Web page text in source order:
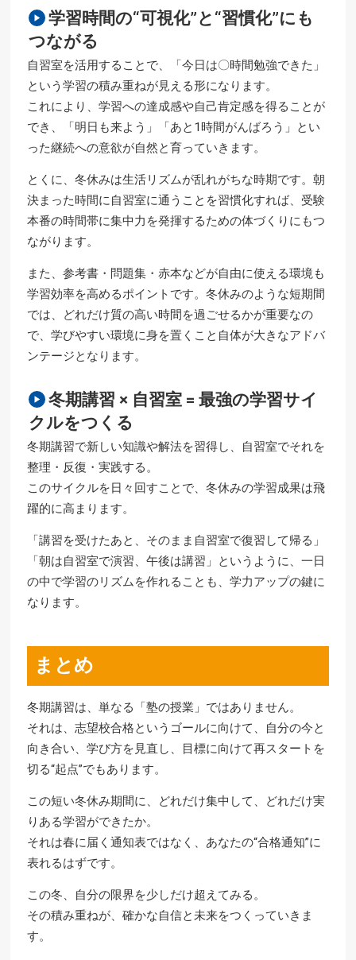
学習時間の“可視化”と“習慣化”にも
つながる
自習室を活用することで、「今日は〇時間勉強できた」
という学習の積み重ねが見える形になります。
これにより、学習への達成感や自己肯定感を得ることが
でき、「明日も来よう」「あと1時間がんばろう」とい
った継続への意欲が自然と育っていきます。
とくに、冬休みは生活リズムが乱れがちな時期です。朝
決まった時間に自習室に通うことを習慣化すれば、受験
本番の時間帯に集中力を発揮するための体づくりにもつ
ながります。
また、参考書・問題集・赤本などが自由に使える環境も
学習効率を高めるポイントです。冬休みのような短期間
では、どれだけ質の高い時間を過ごせるかが重要なの
で、学びやすい環境に身を置くこと自体が大きなアドバ
ンテージとなります。
冬期講習 × 自習室 = 最強の学習サイ
クルをつくる
冬期講習で新しい知識や解法を習得し、自習室でそれを
整理・反復・実践する。
このサイクルを日々回すことで、冬休みの学習成果は飛
躍的に高まります。
「講習を受けたあと、そのまま自習室で復習して帰る」
「朝は自習室で演習、午後は講習」というように、一日
の中で学習のリズムを作れることも、学力アップの鍵に
なります。
まとめ
冬期講習は、単なる「塾の授業」ではありません。
それは、志望校合格というゴールに向けて、自分の今と
向き合い、学び方を見直し、目標に向けて再スタートを
切る“起点”でもあります。
この短い冬休み期間に、どれだけ集中して、どれだけ実
りある学習ができたか。
それは春に届く通知表ではなく、あなたの“合格通知”に
表れるはずです。
この冬、自分の限界を少しだけ超えてみる。
その積み重ねが、確かな自信と未来をつくっていきま
す。